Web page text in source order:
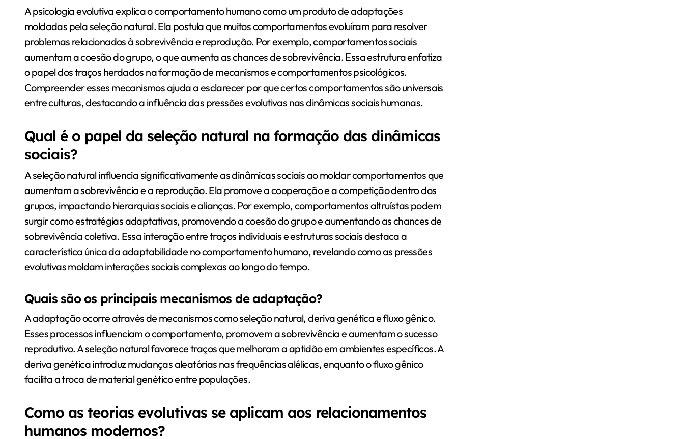
A psicologia evolutiva explica o comportamento humano como um produto de adaptações
moldadas pela seleção natural. Ela postula que muitos comportamentos evoluíram para resolver
problemas relacionados à sobrevivência e reprodução. Por exemplo, comportamentos sociais
aumentam a coesão do grupo, o que aumenta as chances de sobrevivência. Essa estrutura enfatiza
o papel dos traços herdados na formação de mecanismos e comportamentos psicológicos.
Compreender esses mecanismos ajuda a esclarecer por que certos comportamentos são universais
entre culturas, destacando a influência das pressões evolutivas nas dinâmicas sociais humanas.
Qual é o papel da seleção natural na formação das dinâmicas
sociais?
A seleção natural influencia significativamente as dinâmicas sociais ao moldar comportamentos que
aumentam a sobrevivência e a reprodução. Ela promove a cooperação e a competição dentro dos
grupos, impactando hierarquias sociais e alianças. Por exemplo, comportamentos altruístas podem
surgir como estratégias adaptativas, promovendo a coesão do grupo e aumentando as chances de
sobrevivência coletiva. Essa interação entre traços individuais e estruturas sociais destaca a
característica única da adaptabilidade no comportamento humano, revelando como as pressões
evolutivas moldam interações sociais complexas ao longo do tempo.
Quais são os principais mecanismos de adaptação?
A adaptação ocorre através de mecanismos como seleção natural, deriva genética e fluxo gênico.
Esses processos influenciam o comportamento, promovem a sobrevivência e aumentam o sucesso
reprodutivo. A seleção natural favorece traços que melhoram a aptidão em ambientes específicos. A
deriva genética introduz mudanças aleatórias nas frequências alélicas, enquanto o fluxo gênico
facilita a troca de material genético entre populações.
Como as teorias evolutivas se aplicam aos relacionamentos
humanos modernos?